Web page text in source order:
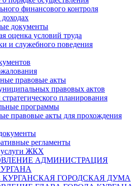
финансового контроля
документы
оценка условий труда
и служебного поведения
правовые акты
правовых актов
планирования
программы
правовые акты для прохождения
регламенты
ЖКХ
АДМИНИСТРАЦИЯ
ГОРОДСКАЯ ДУМА